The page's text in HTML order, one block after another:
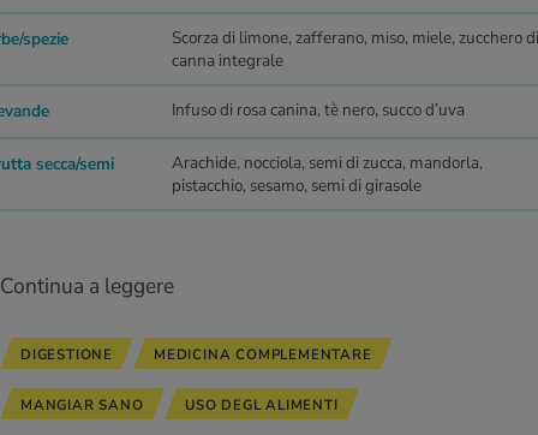
spezie
Scorza di limone, zafferano, miso, miele, zucchero di
canna integrale
Infuso di rosa canina, tè nero, succo d’uva
secca/semi
Arachide, nocciola, semi di zucca, mandorla,
pistacchio, sesamo, semi di girasole
Continua a leggere
DIGESTIONE MEDICINA COMPLEMENTARE
MANGIAR SANO USO DEGL ALIMENTI